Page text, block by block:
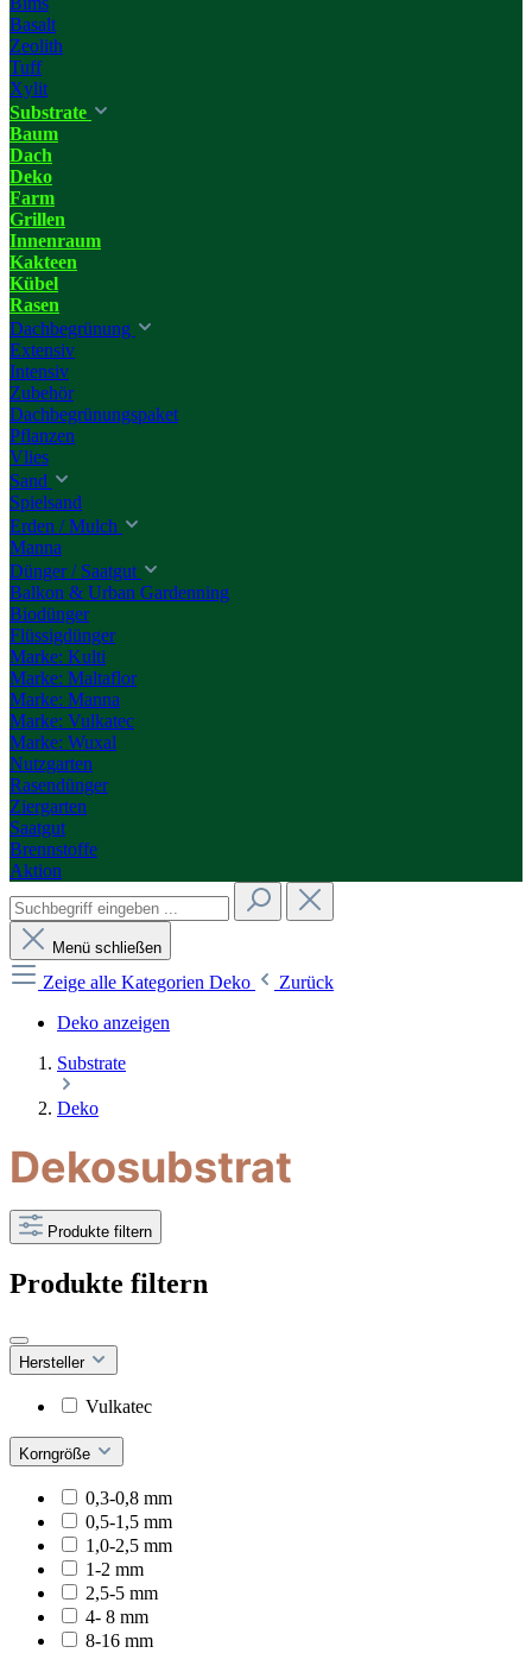
Basalt
Zeolith
Tuff
Xylit
Substrate
Baum
Dach
Deko
Farm
Grillen
Innenraum
Kakteen
Kübel
Rasen
Dachbegrünung
Extensiv
Intensiv
Zubehör
Dachbegrünungspaket
Pflanzen
Vlies
Sand
Spielsand
Erden / Mulch
Manna
Dünger / Saatgut
Balkon & Urban Gardenning
Biodünger
Flüssigdünger
Marke: Kulti
Marke: Maltaflor
Marke: Manna
Marke: Vulkatec
Marke: Wuxal
Nutzgarten
Rasendünger
Ziergarten
Saatgut
Brennstoffe
Aktion
Menü schließen
Zeige alle Kategorien Deko
Zurück
Deko anzeigen
Substrate
Deko
Dekosubstrat
Produkte filtern
Produkte filtern
Hersteller
Vulkatec
Korngröße
0,3-0,8 mm
0,5-1,5 mm
1,0-2,5 mm
1-2 mm
2,5-5 mm
4- 8 mm
8-16 mm